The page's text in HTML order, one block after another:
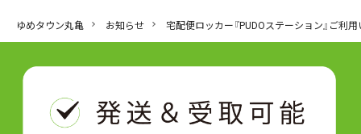
ゆめタウン丸亀 お知らせ 宅配便ロッカー『PUDOステーション』ご利